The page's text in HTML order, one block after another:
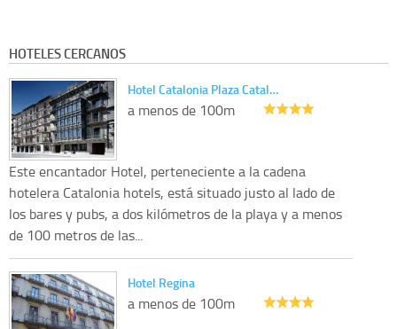
HOTELES CERCANOS
Hotel Catalonia Plaza Catal…
a menos de 100m
Este encantador Hotel, perteneciente a la cadena
hotelera Catalonia hotels, está situado justo al lado de
los bares y pubs, a dos kilómetros de la playa y a menos
de 100 metros de las...
Hotel Regina
a menos de 100m